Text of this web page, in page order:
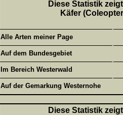
Diese Statistik
Käfer
Alle Arten meiner Page
Auf dem Bundesgebiet
Im Bereich Westerwald
Auf der Gemarkung Westernohe
Diese Statistik